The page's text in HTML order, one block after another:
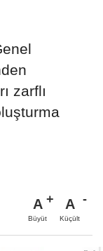
zarflı
A
Büyüt
A
Küçült